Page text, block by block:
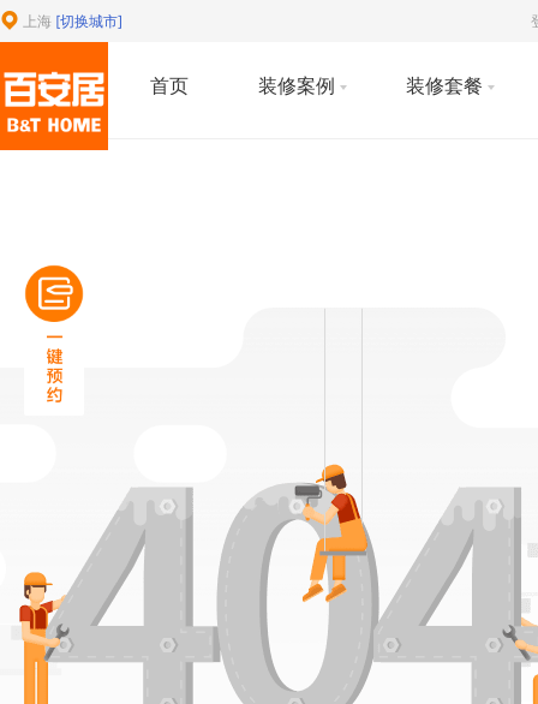
上海 [切换城市]
首页 装修案例 装修套餐